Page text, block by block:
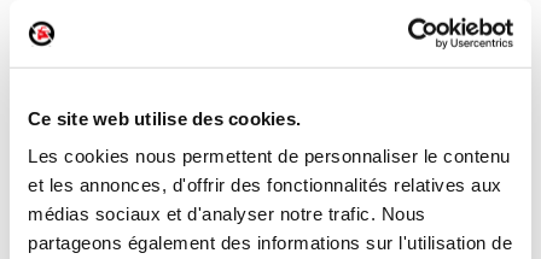
Ce site web utilise des cookies.
Les cookies nous permettent de personnaliser le contenu
et les annonces, d'offrir des fonctionnalités relatives aux
médias sociaux et d'analyser notre trafic. Nous
partageons également des informations sur l'utilisation de
Poignée intérieure porte avant droite
Réf. constructeur :806704EA1A
Modèle d'origine : NISSAN QASHQAI 2 2014 - 201906
Modèle de provenance
Caractéristiques techniques